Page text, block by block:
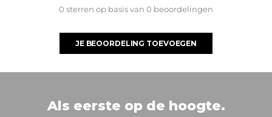
0 sterren op basis van 0 beoordelingen
JE BEOORDELING TOEVOEGEN
Als eerste op de hoogte.